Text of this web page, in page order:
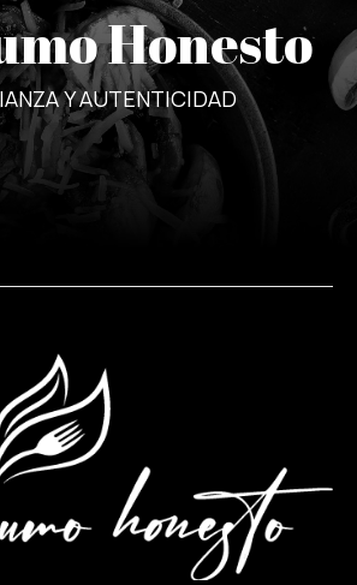
Honesto
Y AUTENTICIDAD